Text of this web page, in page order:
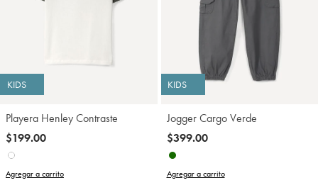
KIDS
Playera Henley Contraste
$199.00
Agregar a carrito
KIDS
Jogger Cargo Verde
$399.00
Agregar a carrito